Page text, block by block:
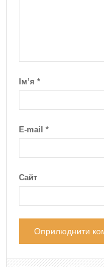
Ім’я *
E-mail *
Сайт